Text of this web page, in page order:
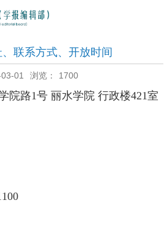
联系方式、开放时间
01 浏览： 1700
院路1号 丽水学院 行政楼421室